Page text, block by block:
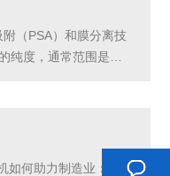
（PSA）和膜分离技
纯度，通常范围是
如何助力制造业：一、